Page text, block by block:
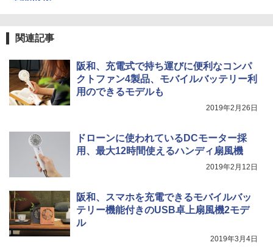
関連記事
阪和、充電式で持ち運びに便利なコンパ
クトファン4製品、モバイルバッテリー利
用のできるモデルも
2019年2月26日
ドローンに使われているDCモーター採
用、最大12時間使えるハンディ扇風機
2019年2月12日
阪和、スマホを充電できるモバイルバッ
テリー機能付きのUSB卓上扇風機2モデ
ル
2019年3月4日